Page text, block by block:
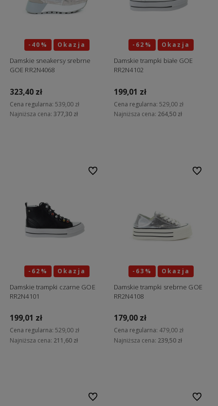
-40% Okazja
Damskie sneakersy srebrne
GOE RR2N4068
323,40 zł
Cena regularna: 539,00 zł
Najniższa cena: 377,30 zł
-62% Okazja
Damskie trampki białe GOE
RR2N4102
199,01 zł
Cena regularna: 529,00 zł
Najniższa cena: 264,50 zł
-62% Okazja
Damskie trampki czarne GOE
RR2N4101
199,01 zł
Cena regularna: 529,00 zł
Najniższa cena: 211,60 zł
Do ulubionych
-63% Okazja
Damskie trampki srebrne GOE
RR2N4108
179,00 zł
Cena regularna: 479,00 zł
Najniższa cena: 239,50 zł
Do
Do ulubionych Do